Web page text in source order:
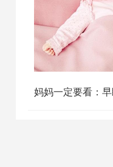
妈妈一定要看：